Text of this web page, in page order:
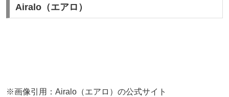
Airalo（エアロ）
※画像引用：Airalo（エアロ）の公式サイト